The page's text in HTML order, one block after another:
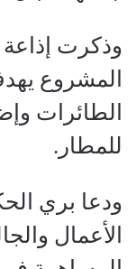
وذكرت
المشروع
الطائرات
للمطار.
ودعا بري
الأعمال